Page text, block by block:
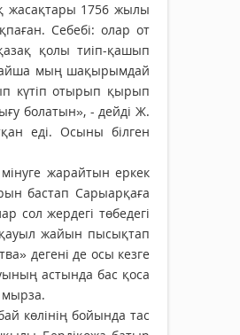
жасақтары 1756 жылы
Себебі: олар от
қолы тиіп-қашып
мың шақырымдай
күтіп отырып қырып
болатын», - дейді Ж.
еді. Осыны білген
жарайтын еркек
бастап Сарыарқаға
сол жердегі төбедегі
жайын пысықтап
дегені де осы кезге
астында бас қоса
мырза.
көлінің бойында тас